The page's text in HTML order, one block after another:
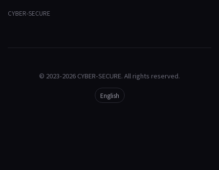
CYBER-SECURE
© 2023-2026 CYBER-SECURE. All rights reserved.
English